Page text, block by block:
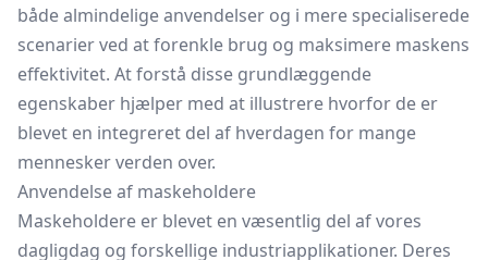
både almindelige anvendelser og i mere specialiserede
scenarier ved at forenkle brug og maksimere maskens
effektivitet. At forstå disse grundlæggende
egenskaber hjælper med at illustrere hvorfor de er
blevet en integreret del af hverdagen for mange
mennesker verden over.
Anvendelse af maskeholdere
Maskeholdere er blevet en væsentlig del af vores
dagligdag og forskellige industriapplikationer. Deres